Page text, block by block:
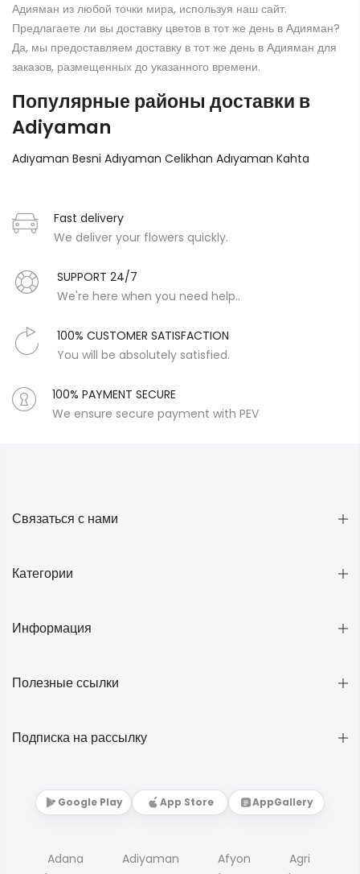
Адияман из любой точки мира, используя наш сайт.
Предлагаете ли вы доставку цветов в тот же день в Адияман?
Да, мы предоставляем доставку в тот же день в Адияман для
заказов, размещенных до указанного времени.
Популярные районы доставки в
Adiyaman
Adıyaman Besni Adıyaman Celikhan Adıyaman Kahta
Fast delivery
We deliver your flowers quickly.
SUPPORT 24/7
We're here when you need help..
100% CUSTOMER SATISFACTION
You will be absolutely satisfied.
100% PAYMENT SECURE
We ensure secure payment with PEV
Связаться с нами
Категории
Информация
Полезные ссылки
Подписка на рассылку
Google Play App Store AppGallery
Adana Adiyaman Afyon
Agri